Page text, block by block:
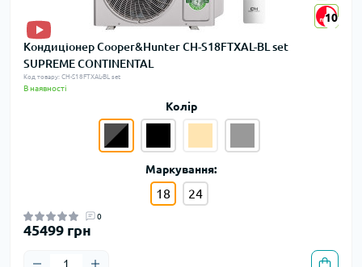
10
10
Кондиціонер Cooper&Hunter CH-S18FTXAL-BL set
SUPREME CONTINENTAL
Код товару: CH-S18FTXAL-BL set
В наявності
Колір
Маркування:
18 24
0
45499 грн